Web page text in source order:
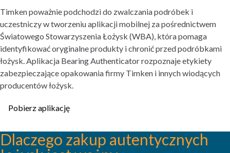
LUDZIE
PLANETA
PRODUKT
ROZWIĄZANIA ŁOŻYSKOWE
Timken poważnie podchodzi do zwalczania podróbek i
uczestniczy w tworzeniu aplikacji mobilnej za pośrednictwem
Światowego Stowarzyszenia Łożysk (WBA), która pomaga
identyfikować oryginalne produkty i chronić przed podróbkami
łożysk. Aplikacja Bearing Authenticator rozpoznaje etykiety
zabezpieczające opakowania firmy Timken i innych wiodących
producentów łożysk.
Pobierz aplikację
Dlaczego zakup autentycznych